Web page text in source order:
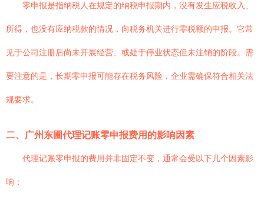
零申报是指纳税人在规定的纳税申报期内，没有发生应税收入、
所得，也没有应纳税款的情况，向税务机关进行零税额的申报。它常
见于公司注册后尚未开展经营、或处于停业状态但未注销的阶段。需
要注意的是，长期零申报可能存在税务风险，企业需确保符合相关法
规要求。
二、广州东圃代理记账零申报费用的影响因素
代理记账零申报的费用并非固定不变，通常会受以下几个因素影
响：